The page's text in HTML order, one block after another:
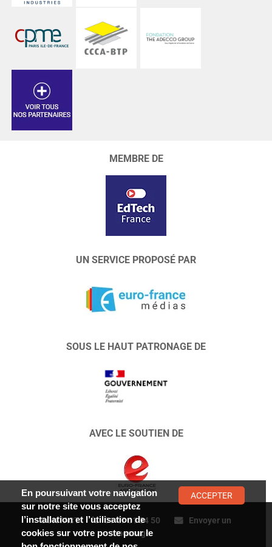
MEMBRE DE
UN SERVICE PROPOSÉ PAR
SOUS LE HAUT PATRONAGE DE
AVEC LE SOUTIEN DE
CONTACT : 01 47 01 34 50
Envoyer un
message
En poursuivant votre navigation
sur notre site vous acceptez
l’installation et l’utilisation de
cookies sur votre poste pour le
ACCEPTER